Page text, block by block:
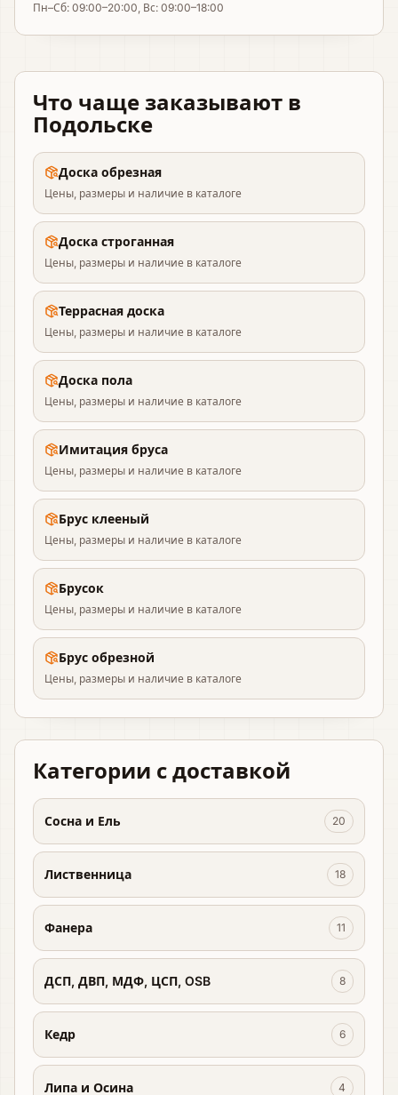
Пн–Сб: 09:00–20:00, Вс: 09:00–18:00
Что чаще заказываютв
Подольске
Доска обрезная
Цены, размеры и наличие в каталоге
Доска строганная
Цены, размеры и наличие в каталоге
Террасная доска
Цены, размеры и наличие в каталоге
Доска пола
Цены, размеры и наличие в каталоге
Имитация бруса
Цены, размеры и наличие в каталоге
Брус клееный
Цены, размеры и наличие в каталоге
Брусок
Цены, размеры и наличие в каталоге
Брус обрезной
Цены, размеры и наличие в каталоге
Категории с доставкой
Сосна и Ель 20
Лиственница 18
Фанера 11
ДСП, ДВП, МДФ, ЦСП, OSB 8
Кедр 6
Липа и Осина 4